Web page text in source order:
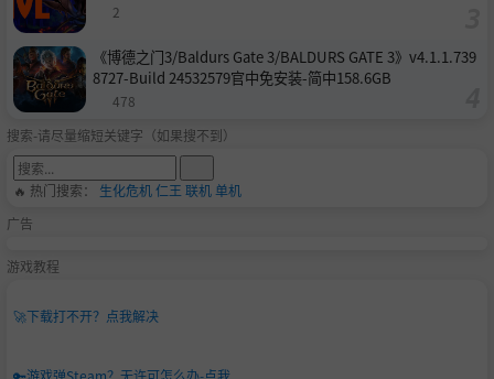
2
《博德之门3/Baldurs Gate 3/BALDURS GATE 3》v4.1.1.739
8727-Build 24532579官中免安装-简中158.6GB
478
搜索-请尽量缩短关键字（如果搜不到）
🔥 热门搜索： 生化危机仁王 联机单机
广告
游戏教程
🚀下载打不开？点我解决
🔑游戏弹Steam？无许可怎么办-点我